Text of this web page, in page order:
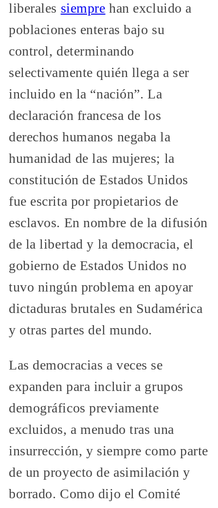
liberales siempre han excluido a
poblaciones enteras bajo su
control, determinando
selectivamente quién llega a ser
incluido en la “nación”. La
declaración francesa de los
derechos humanos negaba la
humanidad de las mujeres; la
constitución de Estados Unidos
fue escrita por propietarios de
esclavos. En nombre de la difusión
de la libertad y la democracia, el
gobierno de Estados Unidos no
tuvo ningún problema en apoyar
dictaduras brutales en Sudamérica
y otras partes del mundo.
Las democracias a veces se
expanden para incluir a grupos
demográficos previamente
excluidos, a menudo tras una
insurrección, y siempre como parte
de un proyecto de asimilación y
borrado. Como dijo el Comité